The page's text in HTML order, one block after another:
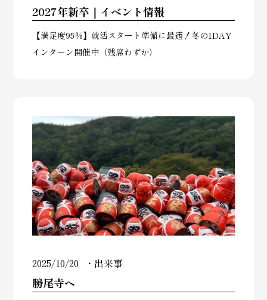
2027年新卒｜イベント情報
【満足度95％】就活スタート準備に最適！冬の1DAY
インターン開催中（残席わずか）
2025/10/20 出来事
勝尾寺へ